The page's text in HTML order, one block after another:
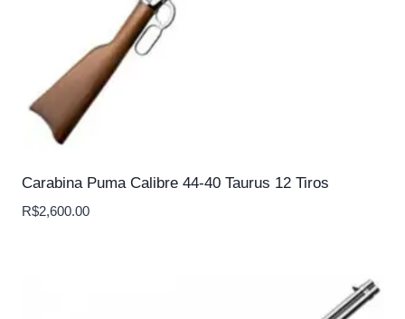
Carabina Puma Calibre 44-40 Taurus 12 Tiros
R$2,600.00